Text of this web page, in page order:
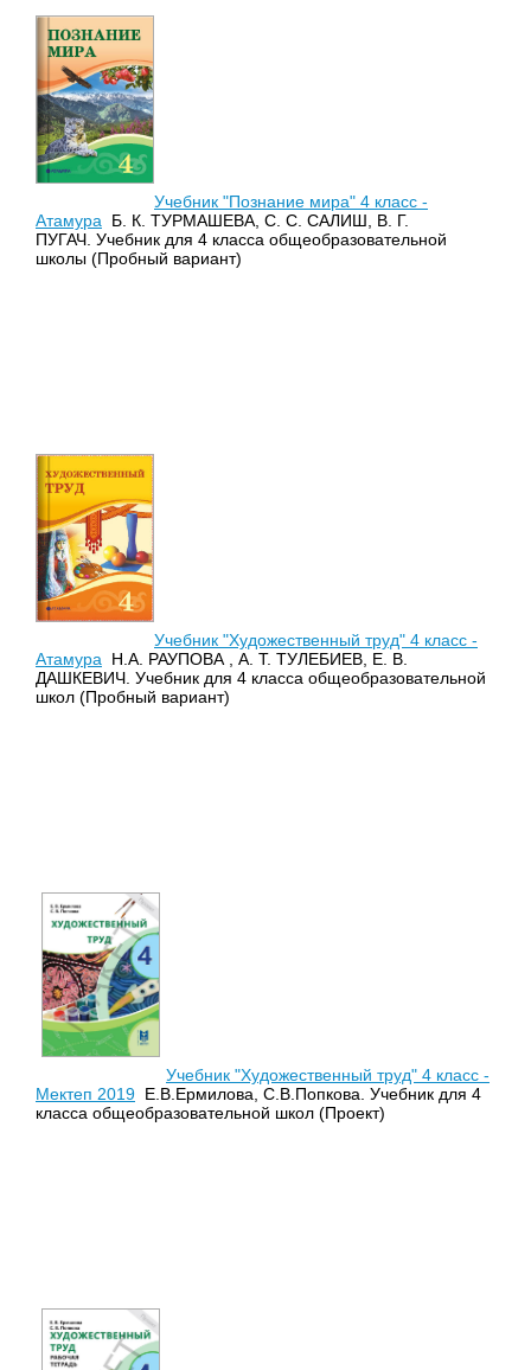
Учебник "Познание мира" 4 класс -
Атамура Б. К. ТУРМАШЕВА, С. С. САЛИШ, В. Г.
ПУГАЧ. Учебник для 4 класса общеобразовательной
школы (Пробный вариант)
Учебник "Художественный труд" 4 класс -
Атамура Н.А. РАУПОВА , А. Т. ТУЛЕБИЕВ, Е. В.
ДАШКЕВИЧ. Учебник для 4 класса общеобразовательной
школ (Пробный вариант)
Учебник "Художественный труд" 4 класс -
Мектеп 2019 Е.В.Ермилова, С.В.Попкова. Учебник для 4
класса общеобразовательной школ (Проект)